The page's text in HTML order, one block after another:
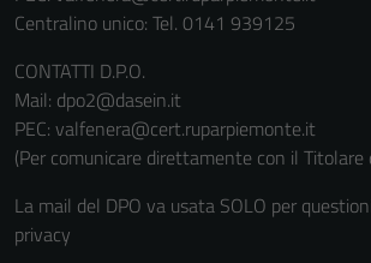
Centralino unico: Tel. 0141 939125
CONTATTI D.P.O.
Mail: dpo2@dasein.it
PEC: valfenera@cert.ruparpiemonte.it
(Per comunicare direttamente con il
La mail del DPO va usata SOLO per
privacy